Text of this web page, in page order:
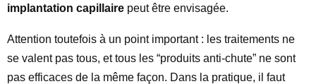
implantation capillaire peut être envisagée.
Attention toutefois à un point important : les traitements ne
se valent pas tous, et tous les “produits anti-chute” ne sont
pas efficaces de la même façon. Dans la pratique, il faut